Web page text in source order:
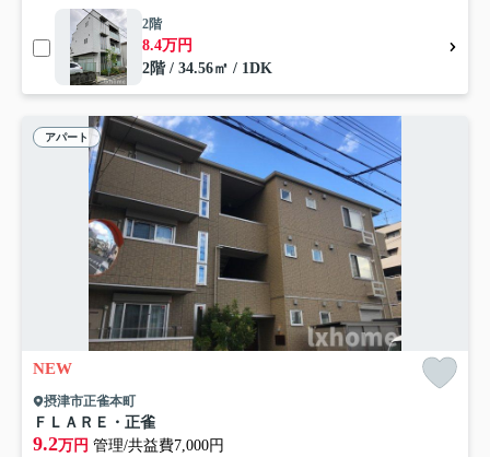
2階
8.4万円
2階 / 34.56㎡ / 1DK
アパート
NEW
摂津市正雀本町
ＦＬＡＲＥ・正雀
9.2万円 管理/共益費7,000円